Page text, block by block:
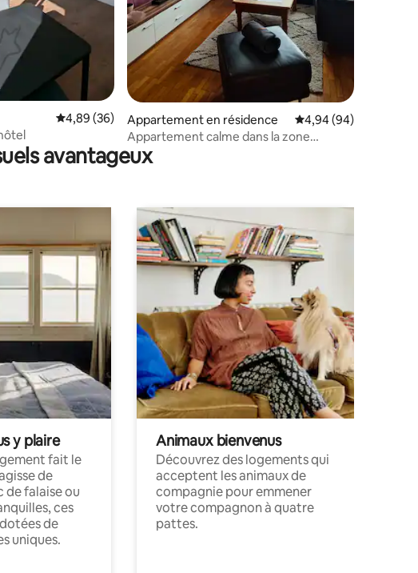
Évaluation moyenne sur la base de 36 commentaires : 4,89 sur 5
4,89 (36)
Appartement en résidence Évaluation moyenne
4,94 (94)
Appartement calme dans la zone
industrielle de Coesfeld
avantageux
y plaire
fait le
de
de falaise ou
ces
de
uniques.
Animaux bienvenus
Découvrez des logements qui
acceptent les animaux de
compagnie pour emmener
votre compagnon à quatre
pattes.